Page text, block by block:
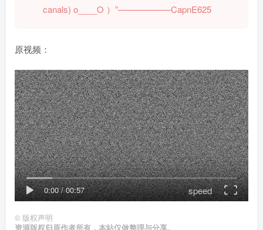
canals) o____O ）”——————CapnE625
原视频：
0:00/00:57 speed
© 版权声明
资源版权归原作者所有，本站仅做整理与分享。